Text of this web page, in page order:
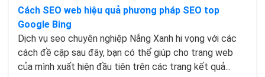
Cách SEO web hiệu quả phương pháp SEO top
Google Bing
Dịch vụ seo chuyên nghiệp Nắng Xanh hi vọng với các
cách đề cập sau đây, bạn có thể giúp cho trang web
của mình xuất hiện đầu tiên trên các trang kết quả...